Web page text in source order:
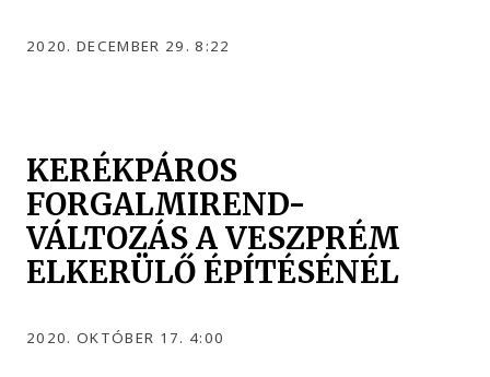
2020. DECEMBER 29. 8:22
KERÉKPÁROS
FORGALMIREND-
VÁLTOZÁS A VESZPRÉM
ELKERÜLŐ ÉPÍTÉSÉNÉL
2020. OKTÓBER 17. 4:00